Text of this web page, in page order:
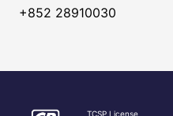
+852 28910030
TCSP License